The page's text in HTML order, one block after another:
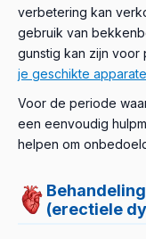
verbetering kan
gebruik van
gunstig kan zijn voor
je geschikte
Voor de periode
een eenvoudig
helpen om
(erectiele